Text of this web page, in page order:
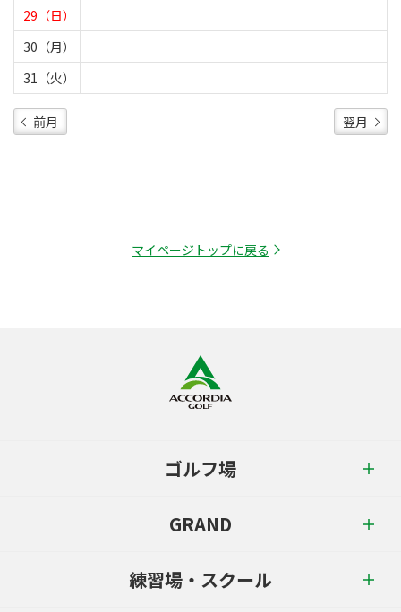
29（日）
30（月）
31（火）
前月 翌月
マイページトップに戻る
ゴルフ場
GRAND
練習場・スクール